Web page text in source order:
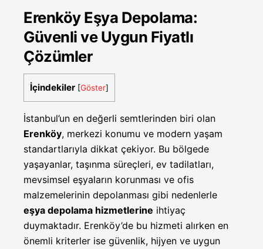
Erenköy Eşya Depolama:
Güvenli ve Uygun Fiyatlı
Çözümler
İçindekiler [Göster]
İstanbul’un en değerli semtlerinden biri olan
Erenköy, merkezi konumu ve modern yaşam
standartlarıyla dikkat çekiyor. Bu bölgede
yaşayanlar, taşınma süreçleri, ev tadilatları,
mevsimsel eşyaların korunması ve ofis
malzemelerinin depolanması gibi nedenlerle
eşya depolama hizmetlerine ihtiyaç
duymaktadır. Erenköy’de bu hizmeti alırken en
önemli kriterler ise güvenlik, hijyen ve uygun